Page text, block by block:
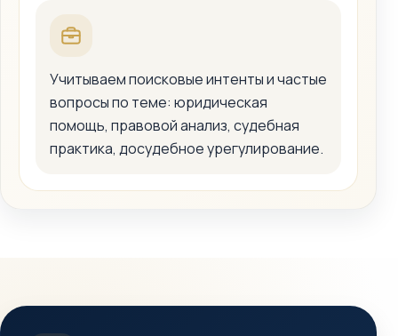
Учитываем поисковые интенты и частые
вопросы по теме: юридическая
помощь, правовой анализ, судебная
практика, досудебное урегулирование.